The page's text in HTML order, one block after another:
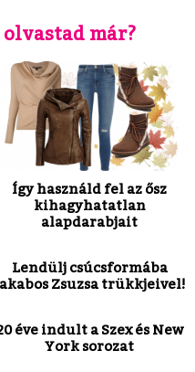
olvastad már?
Így használd fel az ősz
kihagyhatatlan
alapdarabjait
Lendülj csúcsformába
Zsuzsa trükkjeivel!
éve indult a Szex és New
York sorozat